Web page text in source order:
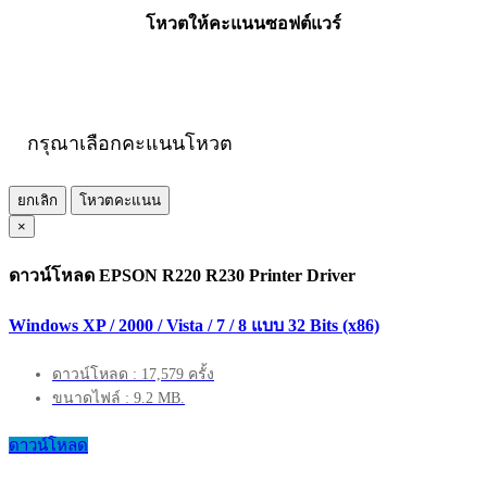
โหวตให้คะแนนซอฟต์แวร์
กรุณาเลือกคะแนนโหวต
ยกเลิก
โหวตคะแนน
×
ดาวน์โหลด EPSON R220 R230 Printer Driver
Windows XP / 2000 / Vista / 7 / 8 แบบ 32 Bits (x86)
ดาวน์โหลด : 17,579 ครั้ง
ขนาดไฟล์ : 9.2 MB.
ดาวน์โหลด